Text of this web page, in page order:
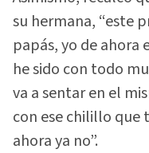
su hermana, “este
papás, yo de ahora
he sido con todo
va a sentar en el
con ese chilillo que
ahora ya no”.